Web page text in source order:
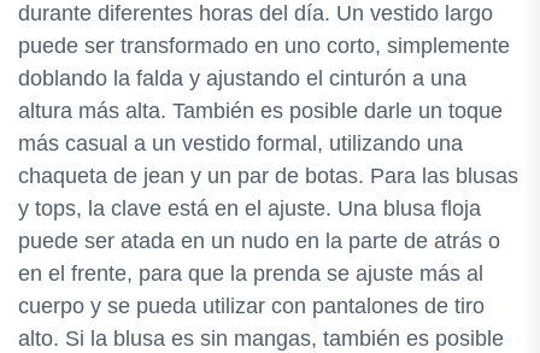
durante diferentes horas del día. Un vestido largo
puede ser transformado en uno corto, simplemente
doblando la falda y ajustando el cinturón a una
altura más alta. También es posible darle un toque
más casual a un vestido formal, utilizando una
chaqueta de jean y un par de botas. Para las blusas
y tops, la clave está en el ajuste. Una blusa floja
puede ser atada en un nudo en la parte de atrás o
en el frente, para que la prenda se ajuste más al
cuerpo y se pueda utilizar con pantalones de tiro
alto. Si la blusa es sin mangas, también es posible